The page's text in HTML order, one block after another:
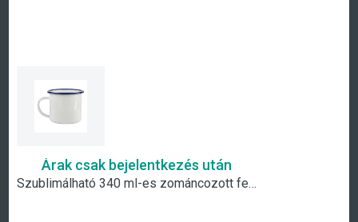
Árak csak bejelentkezés után
Szublimálható 340 ml-es zománcozott fehér bögre kék széllel